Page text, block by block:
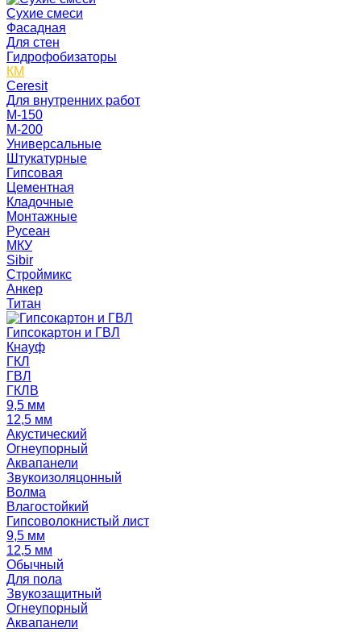
Сухие смеси
Фасадная
Для стен
Гидрофобизаторы
КМ
Ceresit
Для внутренних работ
М-150
М-200
Универсальные
Штукатурные
Гипсовая
Цементная
Кладочные
Монтажные
Русеан
МКУ
Sibir
Строймикс
Анкер
Титан
Гипсокартон и ГВЛ
Кнауф
ГКЛ
ГВЛ
ГКЛВ
9,5 мм
12,5 мм
Акустический
Огнеупорный
Аквапанели
Звукоизоляцонный
Волма
Влагостойкий
Гипсоволокнистый лист
9,5 мм
12,5 мм
Обычный
Для пола
Звукозащитный
Огнеупорный
Аквапанели